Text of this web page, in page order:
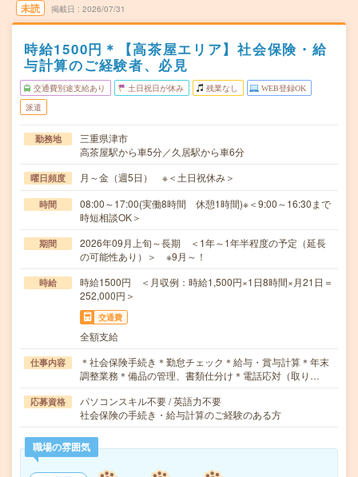
未読 掲載日 2026/07/31
時給1500円＊【高茶屋エリア】社会保険・給
与計算のご経験者、必見
交通費別途支給あり 土日祝日が休み 残業なし WEB登録OK
派遣
勤務地
三重県津市
高茶屋駅から車5分／久居駅から車6分
曜日頻度 月～金（週5日） ※＜土日祝休み＞
時間
08:00～17:00(実働8時間 休憩1時間)※＜9:00～16:30まで
時短相談OK＞
期間
2026年09月上旬～長期 ＜1年～1年半程度の予定（延長
の可能性あり）＞ ※9月～！
時給
時給1500円 ＜月収例：時給1,500円×1日8時間×月21日＝
252,000円＞
交通費
全額支給
仕事内容
＊社会保険手続き＊勤怠チェック＊給与・賞与計算＊年末
調整業務＊備品の管理、書類仕分け＊電話応対（取り…
応募資格
パソコンスキル不要 / 英語力不要
社会保険の手続き・給与計算のご経験のある方
職場の雰囲気